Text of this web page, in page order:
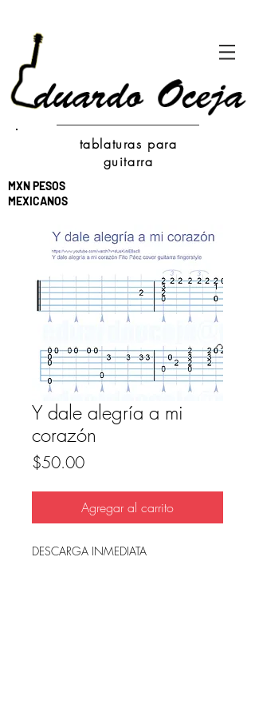
tablaturas para
guitarra
MXN PESOS
MEXICANOS
Y dale alegría a mi
corazón
$50.00Precio
Agregar al carrito
DESCARGA INMEDIATA